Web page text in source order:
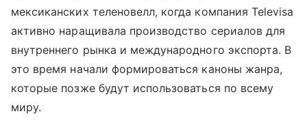
мексиканских теленовелл, когда компания Televisa
активно наращивала производство сериалов для
внутреннего рынка и международного экспорта. В
это время начали формироваться каноны жанра,
которые позже будут использоваться по всему
миру.